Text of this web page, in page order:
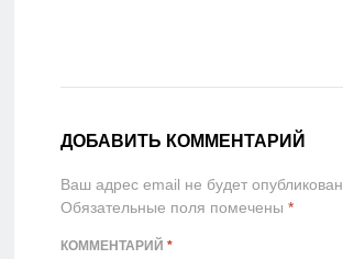
ДОБАВИТЬ КОММЕНТАРИЙ
Ваш адрес email не будет опубликован.
Обязательные поля помечены *
КОММЕНТАРИЙ *